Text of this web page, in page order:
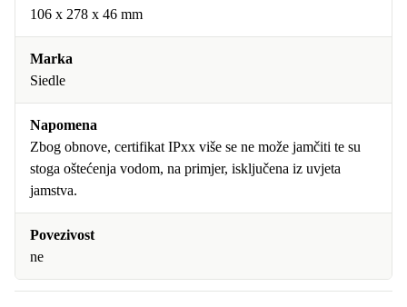
106 x 278 x 46 mm
Marka
Siedle
Napomena
Zbog obnove, certifikat IPxx više se ne može jamčiti te su
stoga oštećenja vodom, na primjer, isključena iz uvjeta
jamstva.
Povezivost
ne